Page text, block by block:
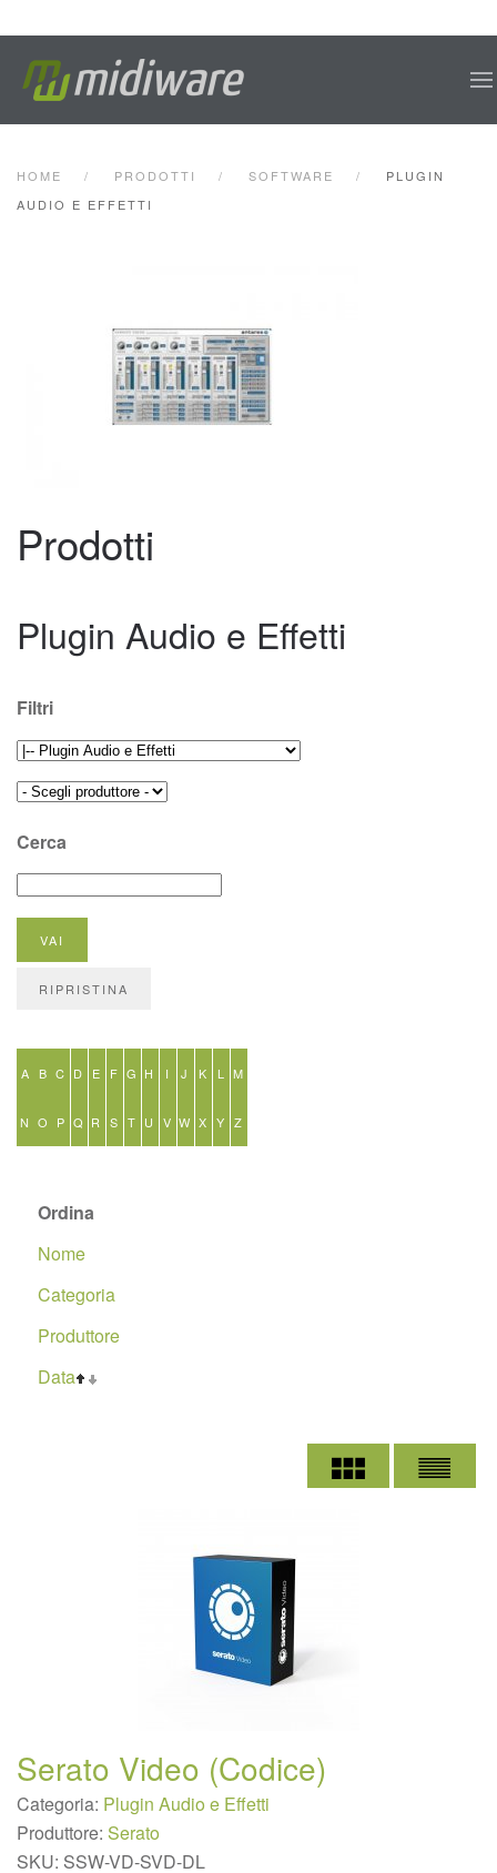
HOME PRODOTTI SOFTWARE
PLUGIN
AUDIO E EFFETTI
Prodotti
Plugin Audio e Effetti
Filtri
Cerca
A B C D E F G H I J K L M
N O P Q R S T U V W X Y Z
Ordina
Nome
Categoria
Produttore
Data
Serato Video (Codice)
Categoria: Plugin Audio e Effetti
Produttore: Serato
SKU: SSW-VD-SVD-DL